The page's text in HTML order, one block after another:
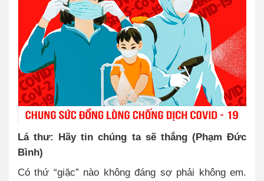
Lá thư: Hãy tin chúng ta sẽ thắng (Phạm Đức
Bình)
Có thứ “giặc” nào không đáng sợ phải không em.